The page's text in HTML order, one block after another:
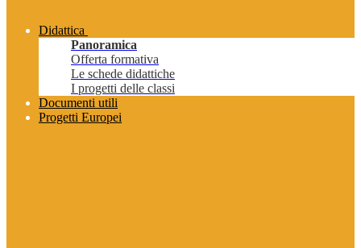
Didattica
Panoramica
Offerta formativa
Le schede didattiche
I progetti delle classi
Documenti utili
Progetti Europei